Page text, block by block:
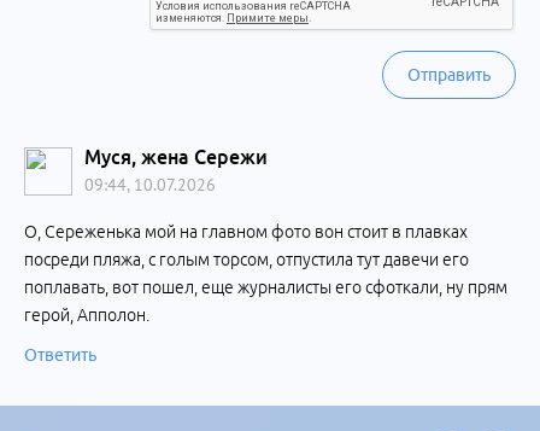
Отправить
Муся, жена Сережи
09:44, 10.07.2026
О, Сереженька мой на главном фото вон стоит в плавках
посреди пляжа, с голым торсом, отпустила тут давечи его
поплавать, вот пошел, еще журналисты его сфоткали, ну прям
герой, Апполон.
Ответить